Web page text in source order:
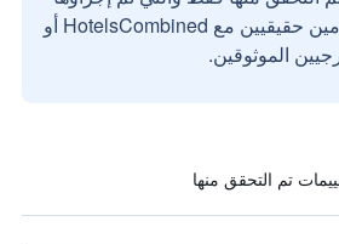
بواسطة مستخدمين حقيقيين مع HotelsCombined أو
الموثوقين.